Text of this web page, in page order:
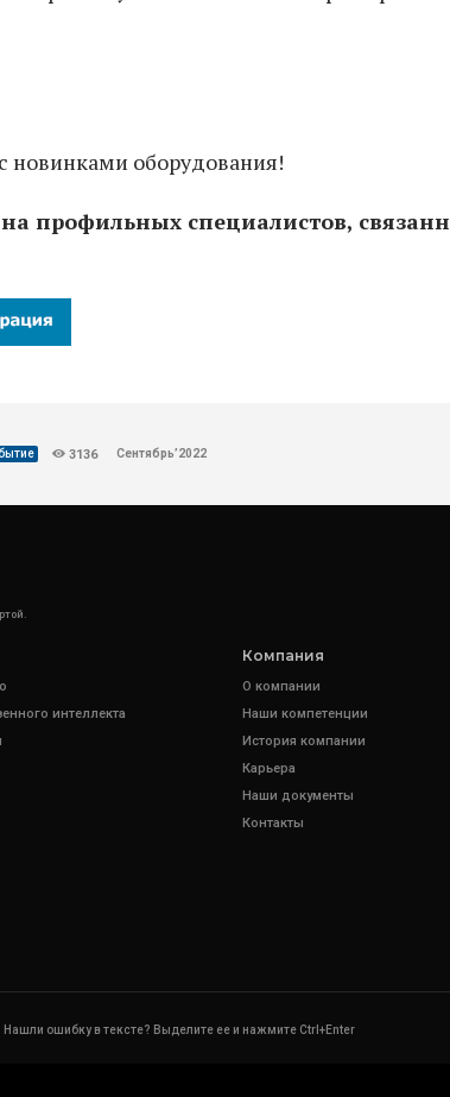
оборудования!
профильных специалистов,
3136 Сентябрь’2022
интеллекта
Компания
О компании
Наши компетенции
История компании
Карьера
Наши документы
Контакты
Нашли ошибку в тексте? Выделите ее и нажмите Ctrl+Enter